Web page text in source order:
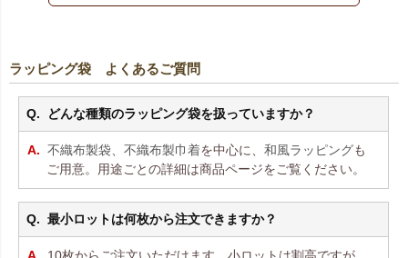
ラッピング袋 よくあるご質問
どんな種類のラッピング袋を扱っていますか？
不織布製袋 不織布製巾着を中心に、 和風ラッピングも
ご用意。用途ごとの詳細は商品ページをご覧ください。
最小ロットは何枚から注文できますか？
10枚からご注文いただけます。小ロットは割高ですが、